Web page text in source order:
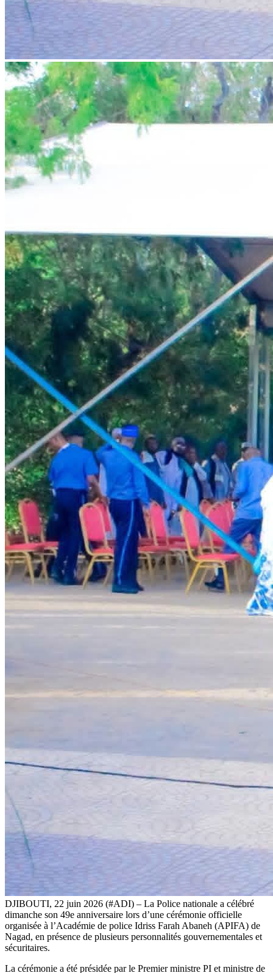
DJIBOUTI, 22 juin 2026 (#ADI) – La Police nationale a célébré
dimanche son 49e anniversaire lors d’une cérémonie officielle
organisée à l’Académie de police Idriss Farah Abaneh (APIFA) de
Nagad, en présence de plusieurs personnalités gouvernementales et
sécuritaires.
La cérémonie a été présidée par le Premier ministre PI et ministre de